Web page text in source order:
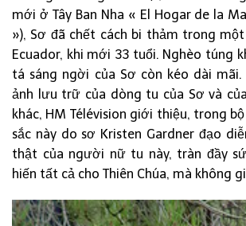
mới ở Tây Ban Nha « El Hogar de la
»), Sơ đã chết cách bi thảm trong
Ecuador, khi mới 33 tuổi. Nghèo túng
tá sáng ngời của Sơ còn kéo dài
ảnh lưu trữ của dòng tu của Sơ và
khác, HM Télévision giới thiệu, trong
sắc này do sơ Kristen Gardner đạo
thật của người nữ tu này, tràn đầy
hiến tất cả cho Thiên Chúa, mà không